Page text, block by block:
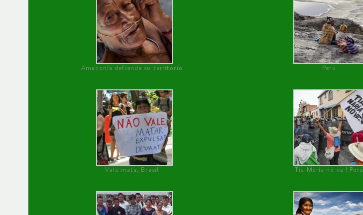
Amazonía defiende su territorio Perú
Vale mata, Brasil Tía María no va ! Perú